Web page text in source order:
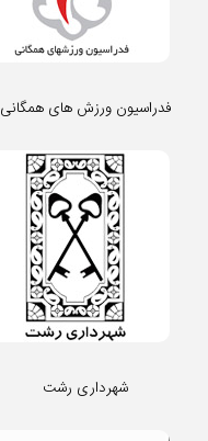
فدراسیون ورزش های همگانی
شهرداری رشت